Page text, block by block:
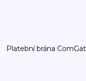
Platební brána